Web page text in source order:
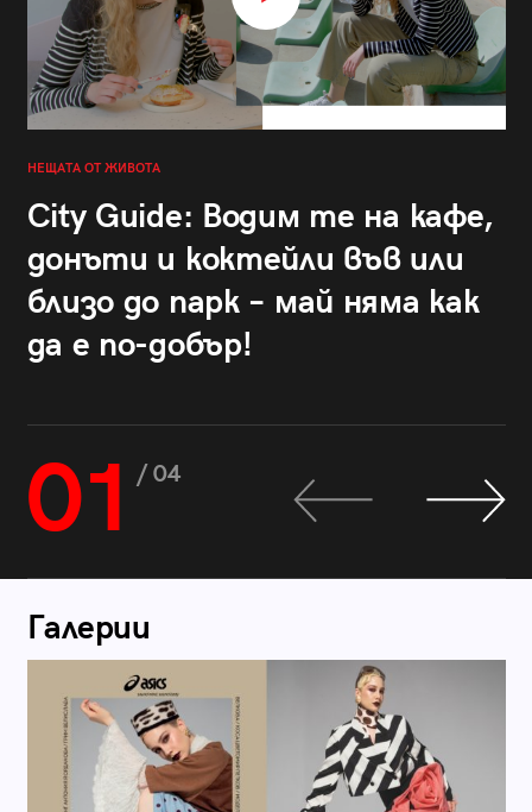
НЕЩАТА ОТ ЖИВОТА
City Guide: Водим те на кафе,
донъти и коктейли във или
близо до парк – май няма как
да е по-добър!
01 / 04
Галерии